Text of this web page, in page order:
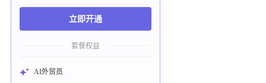
立即开通
套餐权益
AI外贸员